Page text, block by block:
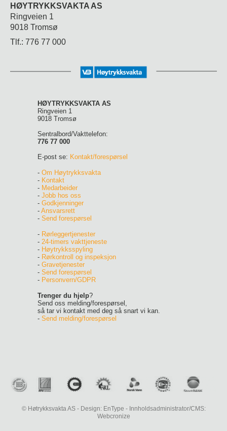
HØYTRYKKSVAKTA AS
Ringveien 1
9018 Tromsø
Tlf.: 776 77 000
HØYTRYKKSVAKTA AS
Ringveien 1
9018 Tromsø
Sentralbord/Vakttelefon:
776 77 000
E-post se: Kontakt/forespørsel
- Om Høytrykksvakta
- Kontakt
- Medarbeider
- Jobb hos oss
- Godkjenninger
- Ansvarsrett
- Send forespørsel
- Rørleggertjenester
- 24-timers vakttjeneste
- Høytrykksspyling
- Rørkontroll og inspeksjon
- Gravetjenester
- Send forespørsel
- Personvern/GDPR
Trenger du hjelp?
Send oss melding/forespørsel,
så tar vi kontakt med deg så snart vi kan.
- Send melding/forespørsel
© Høtrykksvakta AS - Design: EnType - Innholdsadministrator/CMS:
Webcronize